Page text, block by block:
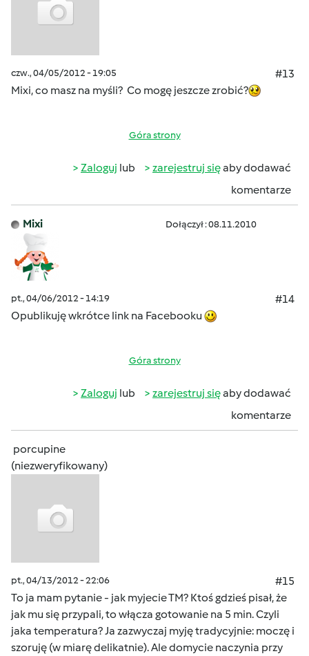
czw., 04/05/2012 - 19:05
#13
Mixi, co masz na myśli? Co mogę jeszcze zrobić?
Góra strony
Zaloguj lub zarejestruj sięaby dodawać
komentarze
Mixi Dołączył : 08.11.2010
pt., 04/06/2012 - 14:19
#14
Opublikuję wkrótce link na Facebooku
Góra strony
Zaloguj lub zarejestruj sięaby dodawać
komentarze
porcupine
(niezweryfikowany)
pt., 04/13/2012 - 22:06
#15
To ja mam pytanie - jak myjecie TM? Ktoś gdzieś pisał, że
jak mu się przypali, to włącza gotowanie na 5 min. Czyli
jaka temperatura? Ja zazwyczaj myję tradycyjnie: moczę i
szoruję (w miarę delikatnie). Ale domycie naczynia przy